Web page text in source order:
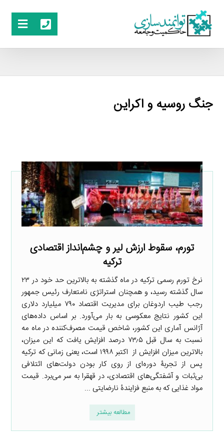
جنگ روسیه و اکراین
تورم، سقوط ارزش لیر و چشم‌انداز اقتصادی
ترکیه
نرخ تورم رسمی ترکیه در ماه گذشته به بالاترین حد خود در ۲۳
سال گذشته رسید، و همچنان استراتژی نامتعارف رئیس جمهور
رجب طیب اردوغان برای مدیریت اقتصاد ۷۹۰ میلیارد دلاری
این کشور نتایج معکوسی به بار می‌آورد. بر اساس داده‌های
آژانس آماری این کشور، شاخص قیمت مصرف‌کننده در ماه مه
نسبت به سال قبل ۷۳٫۵ درصد افزایش یافت که این میزان،
بالاترین میزان افزایش از اکتبر ۱۹۹۸ است، یعنی زمانی که ترکیه
پس از تجربۀ دوره‌ای از روی کار بودن دولت‌های ائتلافی
بی‌ثبات و آشفتگی‌های اقتصادی، در قهقرا به سر می‌برد. قیمت
مواد غذایی که به منبع فزایندۀ نارضایتی ...
مطالعه بیشتر